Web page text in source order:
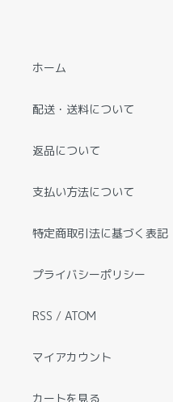
ホーム
配送・送料について
返品について
支払い方法について
特定商取引法に基づく表記
プライバシーポリシー
RSS / ATOM
マイアカウント
カートを見る